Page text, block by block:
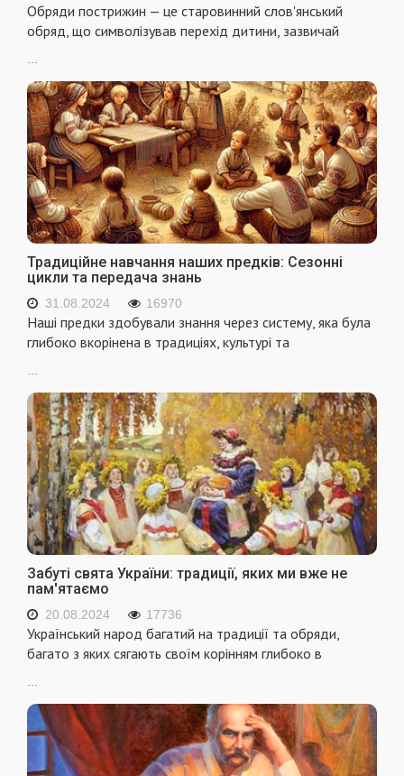
Обряди пострижин — це старовинний слов'янський
обряд, що символізував перехід дитини, зазвичай
Традиційне навчання наших предків: Сезонні
цикли та передача знань
31.08.2024 16970
Наші предки здобували знання через систему, яка була
глибоко вкорінена в традиціях, культурі та
Забуті свята України: традиції, яких ми вже не
пам'ятаємо
20.08.2024 17736
Український народ багатий на традиції та обряди,
багато з яких сягають своїм корінням глибоко в
...